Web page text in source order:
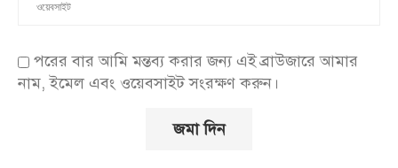
পরের বার আমি মন্তব্য করার জন্য এই ব্রাউজারে আমার
নাম, ইমেল এবং ওয়েবসাইট সংরক্ষণ করুন।